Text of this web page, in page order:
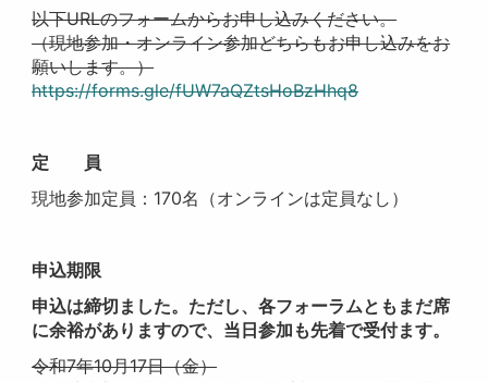
以下URLのフォームからお申し込みください。
（現地参加・オンライン参加どちらもお申し込みをお
願いします。）
https://forms.gle/fUW7aQZtsHoBzHhq8
定 員
現地参加定員：170名（オンラインは定員なし）
申込期限
申込は締切ました。ただし、各フォーラムともまだ席
に余裕がありますので、当日参加も先着で受付ます。
令和7年10月17日（金）